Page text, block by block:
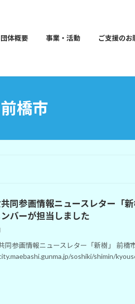
団体概要 事業・活動 ご支援のお
前橋市
同参画情報ニュースレター「
バーが担当しました
参画情報ニュースレター「新樹」 前橋
soshiki/shimin/